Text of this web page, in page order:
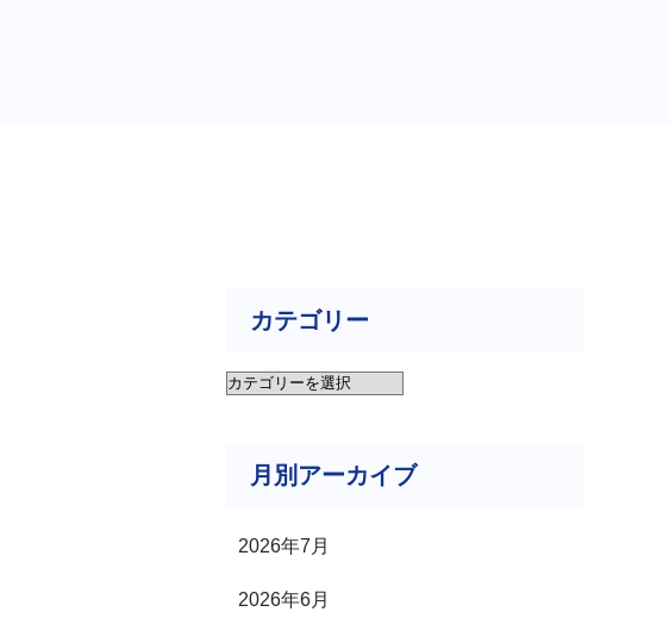
カテゴリー
カ
ゴ
リ
ー
月別アーカイブ
2026年7月
2026年6月